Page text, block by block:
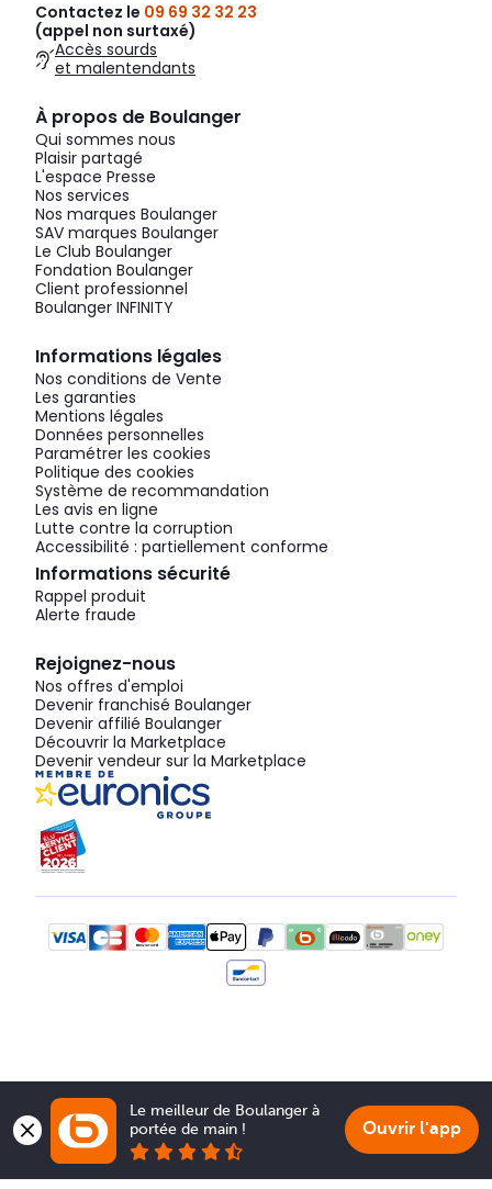
Contactez le 09 69 32 32 23
(appel non surtaxé)
Accès sourds
et malentendants
À propos de Boulanger
Qui sommes nous
Plaisir partagé
L'espace Presse
Nos services
Nos marques Boulanger
SAV marques Boulanger
Le Club Boulanger
Fondation Boulanger
Client professionnel
Boulanger INFINITY
Informations légales
Nos conditions de Vente
Les garanties
Mentions légales
Données personnelles
Paramétrer les cookies
Politique des cookies
Système de recommandation
Les avis en ligne
Lutte contre la corruption
Accessibilité : partiellement conforme
Informations sécurité
Rappel produit
Alerte fraude
Rejoignez-nous
Nos offres d'emploi
Devenir franchisé Boulanger
Devenir affilié Boulanger
Découvrir la Marketplace
Devenir vendeur sur la Marketplace
Le meilleur de Boulanger à
portée de main !
Ouvrir l'app